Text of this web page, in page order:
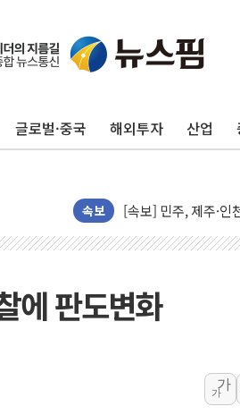
글로벌·중국 해외투자 산업
속보
울진·영덕 '호우특보
[종합] 김민석, 정
김민석, 2주차 제주·
인사하는 김민석 당
[속보] 민주, 인천 경
[속보] 민주, 제주 경
美, 이란전 출구전략
강릉·동해·삼척 시
서울 중랑구 주택가
李대통령 "결혼 때
에 판도변화
가
가